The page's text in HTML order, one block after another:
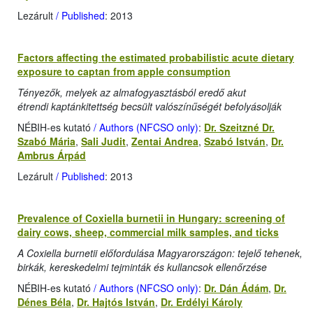
Lezárult / Published: 2013
Factors affecting the estimated probabilistic acute dietary
exposure to captan from apple consumption
Tényezők, melyek az almafogyasztásból eredő akut
étrendi kaptánkitettség becsült valószínűségét befolyásolják
NÉBIH-es kutató / Authors (NFCSO only): Dr. Szeitzné Dr.
Szabó Mária, Sali Judit, Zentai Andrea, Szabó István, Dr.
Ambrus Árpád
Lezárult / Published: 2013
Prevalence of Coxiella burnetii in Hungary: screening of
dairy cows, sheep, commercial milk samples, and ticks
A Coxiella burnetii előfordulása Magyarországon: tejelő tehenek,
birkák, kereskedelmi tejminták és kullancsok ellenőrzése
NÉBIH-es kutató / Authors (NFCSO only): Dr. Dán Ádám, Dr.
Dénes Béla, Dr. Hajtós István, Dr. Erdélyi Károly